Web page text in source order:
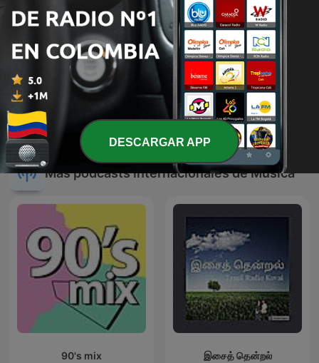
Mezclas Viejo Chucho Dj
(Mixes)
Programa de Música
Ranchera con Lalo Catalán
Más podcasts internacionales de Música
90's mix இசைத் தென்றல்
DESCARGAR APP